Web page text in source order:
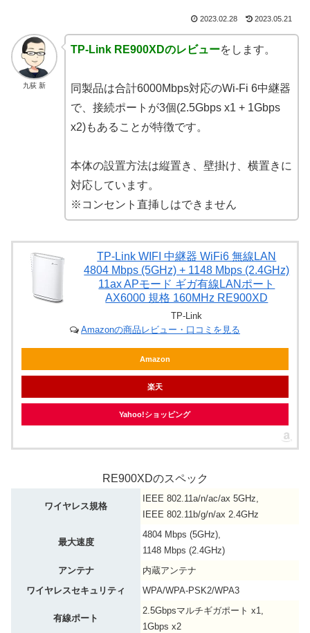
2023.02.28 2023.05.21
九荻 新
TP-Link RE900XDのレビューをします。
同製品は合計6000Mbps対応のWi-Fi 6中継器
で、接続ポートが3個(2.5Gbps x1 + 1Gbps
x2)もあることが特徴です。
本体の設置方法は縦置き、壁掛け、横置きに
対応しています。
※コンセント直挿しはできません
TP-Link WIFI 中継器 WiFi6 無線LAN
4804 Mbps (5GHz) + 1148 Mbps (2.4GHz)
11ax APモード ギガ有線LANポート
AX6000 規格 160MHz RE900XD
TP-Link
Amazonの商品レビュー・口コミを見る
Amazon
楽天
Yahoo!ショッピング
RE900XDのスペック
ワイヤレス規格
IEEE 802.11a/n/ac/ax 5GHz,
IEEE 802.11b/g/n/ax 2.4GHz
最大速度
4804 Mbps (5GHz),
1148 Mbps (2.4GHz)
アンテナ
内蔵アンテナ
ワイヤレスセキュリティ
WPA/WPA-PSK2/WPA3
有線ポート
2.5Gbpsマルチギガポート x1,
1Gbps x2